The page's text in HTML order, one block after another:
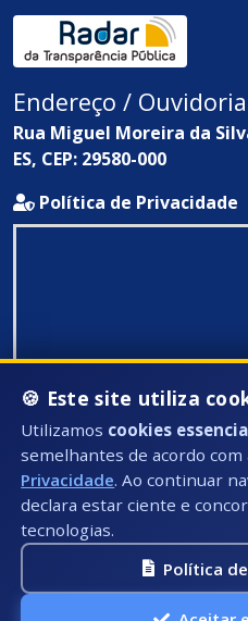
Endereço /
Rua Miguel Moreira da
ES, CEP: 29580-000
Política de Privacidade
Todos Direitos
🍪 Este site utiliza
Utilizamos cookies
semelhantes de acordo com
Privacidade. Ao continuar
declara estar ciente e
tecnologias.
Política